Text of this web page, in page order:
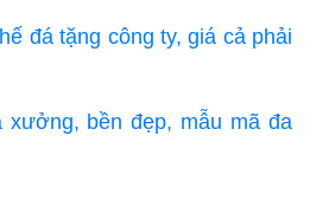
đá tặng công ty, giá cả phải
xưởng, bền đẹp, mẫu mã đa